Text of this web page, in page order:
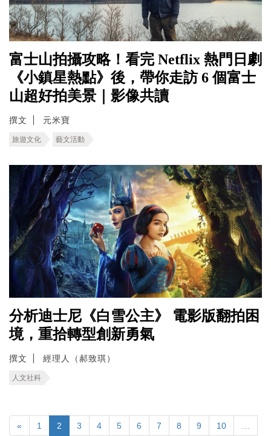
富士山拍攝攻略！看完 Netflix 熱門日劇
《小鎮星熱點》後，帶你走訪 6 個富士
山超好拍美景｜影像共讀
撰文 元米寶
旅遊文化 藝文活動
分析迪士尼《白雪公主》 電影版翻拍困
境，重拾轉型創新勇氣
撰文 經理人（郝致琪）
人文社科
« 1 2 3 4 5 6 7 8 9 10